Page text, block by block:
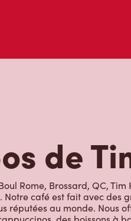
de